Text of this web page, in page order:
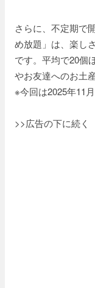
さらに、不定期で
め放題」は、楽し
です。平均で20個
やお友達へのお土
※今回は2025年11
>>広告の下に続く